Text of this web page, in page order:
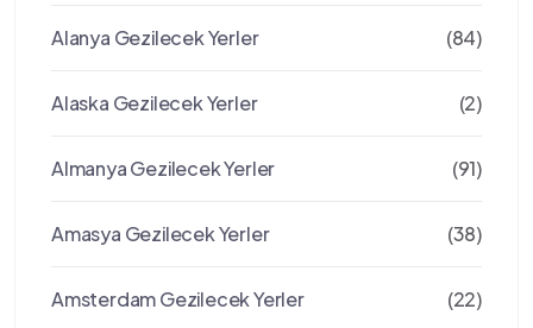
Alanya Gezilecek Yerler (84)
Alaska Gezilecek Yerler (2)
Almanya Gezilecek Yerler (91)
Amasya Gezilecek Yerler (38)
Amsterdam Gezilecek Yerler (22)